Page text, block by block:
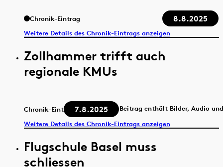
Chronik-Eintrag 8.8.2025
Weitere Details des Chronik-Eintrags anzeigen
Zollhammer trifft auch
regionale KMUs
Chronik-Eintrag 7.8.2025
Beitrag enthält Bilder, Audio
Weitere Details des Chronik-Eintrags anzeigen
Flugschule Basel muss
schliessen